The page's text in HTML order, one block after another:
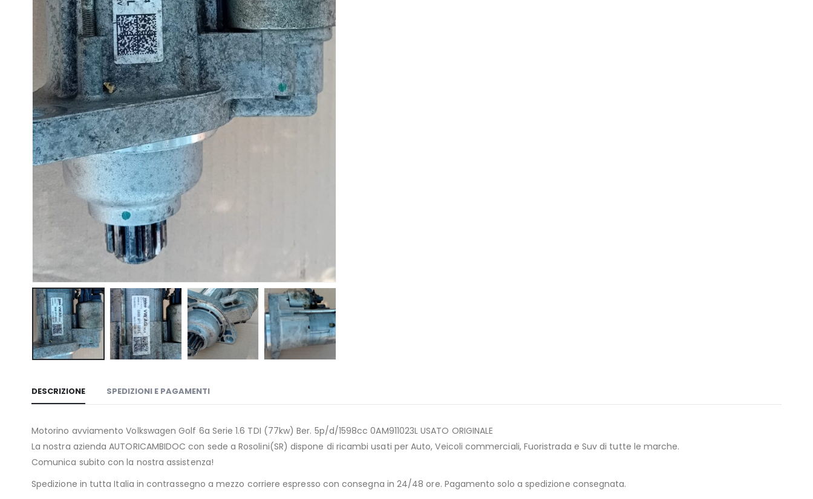
DESCRIZIONE SPEDIZIONI E PAGAMENTI
Motorino avviamento Volkswagen Golf 6a Serie 1.6 TDI (77kw) Ber. 5p/d/1598cc 0AM911023L USATO ORIGINALE
La nostra azienda AUTORICAMBIDOC con sede a Rosolini(SR) dispone di ricambi usati per Auto, Veicoli commerciali, Fuoristrada e Suv di tutte le marche.
Comunica subito con la nostra assistenza!
Spedizione in tutta Italia in contrassegno a mezzo corriere espresso con consegna in 24/48 ore. Pagamento solo a spedizione consegnata.